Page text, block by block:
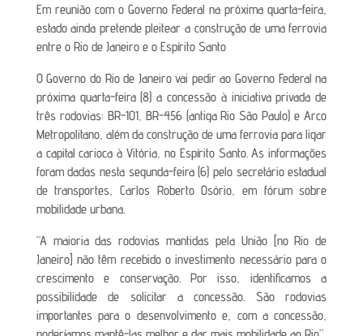
Em reunião com o Governo Federal na próxima quarta-feira,
estado ainda pretende pleitear a construção de uma ferrovia
entre o Rio de Janeiro e o Espírito Santo
O Governo do Rio de Janeiro vai pedir ao Governo Federal na
próxima quarta-feira (8) a concessão à iniciativa privada de
três rodovias: BR-101, BR-456 (antiga Rio São Paulo) e Arco
Metropolitano, além da construção de uma ferrovia para ligar
a capital carioca à Vitória, no Espírito Santo. As informações
foram dadas nesta segunda-feira (6) pelo secretário estadual
de transportes, Carlos Roberto Osório, em fórum sobre
mobilidade urbana.
“A maioria das rodovias mantidas pela União [no Rio de
Janeiro] não têm recebido o investimento necessário para o
crescimento e conservação. Por isso, identificamos a
possibilidade de solicitar a concessão. São rodovias
importantes para o desenvolvimento e, com a concessão,